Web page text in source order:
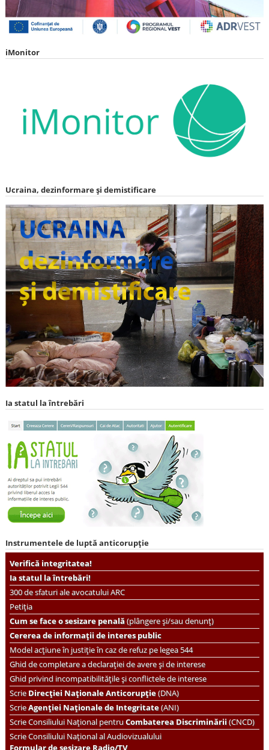
iMonitor
Ucraina, dezinformare și demistificare
Ia statul la întrebări
Instrumentele de luptă anticorupție
Verifică integritatea!
Ia statul la întrebări!
300 de sfaturi ale avocatului ARC
Petiția
Cum se face o sesizare penală(plângere și/sau denunț)
Cererea de informații de interes public
Model acțiune în justiție în caz de refuz pe legea 544
Ghid de completare a declarației de avere și de interese
Ghid privind incompatibilitățile și conflictele de interese
ScrieDirecției Naționale Anticorupție(DNA)
ScrieAgenției Naționale de Integritate(ANI)
ScrieConsiliului Național pentruCombaterea Discriminării(CNCD)
Scrie Consiliului Național al Audiovizualului
Formular de sesizare Radio/TV